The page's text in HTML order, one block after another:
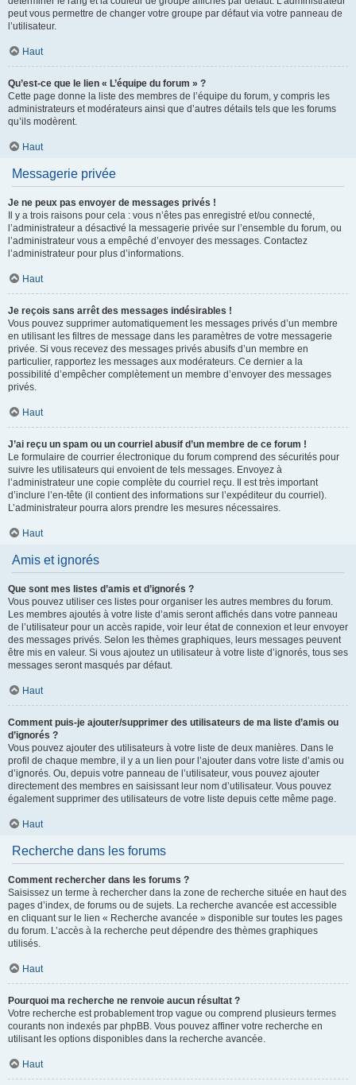
peut vous permettre de changer votre groupe par défaut via votre panneau de
l’utilisateur.
Haut
Qu’est-ce que le lien « L’équipe du forum » ?
Cette page donne la liste des membres de l’équipe du forum, y compris les
administrateurs et modérateurs ainsi que d’autres détails tels que les forums
qu’ils modèrent.
Haut
Messagerie privée
Je ne peux pas envoyer de messages privés !
Il y a trois raisons pour cela : vous n’êtes pas enregistré et/ou connecté,
l’administrateur a désactivé la messagerie privée sur l’ensemble du forum, ou
l’administrateur vous a empêché d’envoyer des messages. Contactez
l’administrateur pour plus d’informations.
Haut
Je reçois sans arrêt des messages indésirables !
Vous pouvez supprimer automatiquement les messages privés d’un membre
en utilisant les filtres de message dans les paramètres de votre messagerie
privée. Si vous recevez des messages privés abusifs d’un membre en
particulier, rapportez les messages aux modérateurs. Ce dernier a la
possibilité d’empêcher complètement un membre d’envoyer des messages
privés.
Haut
J’ai reçu un spam ou un courriel abusif d’un membre de ce forum !
Le formulaire de courrier électronique du forum comprend des sécurités pour
suivre les utilisateurs qui envoient de tels messages. Envoyez à
l’administrateur une copie complète du courriel reçu. Il est très important
d’inclure l’en-tête (il contient des informations sur l’expéditeur du courriel).
L’administrateur pourra alors prendre les mesures nécessaires.
Haut
Amis et ignorés
Que sont mes listes d’amis et d’ignorés ?
Vous pouvez utiliser ces listes pour organiser les autres membres du forum.
Les membres ajoutés à votre liste d’amis seront affichés dans votre panneau
de l’utilisateur pour un accès rapide, voir leur état de connexion et leur envoyer
des messages privés. Selon les thèmes graphiques, leurs messages peuvent
être mis en valeur. Si vous ajoutez un utilisateur à votre liste d’ignorés, tous ses
messages seront masqués par défaut.
Haut
Comment puis-je ajouter/supprimer des utilisateurs de ma liste d’amis ou
d’ignorés ?
Vous pouvez ajouter des utilisateurs à votre liste de deux manières. Dans le
profil de chaque membre, il y a un lien pour l’ajouter dans votre liste d’amis ou
d’ignorés. Ou, depuis votre panneau de l’utilisateur, vous pouvez ajouter
directement des membres en saisissant leur nom d’utilisateur. Vous pouvez
également supprimer des utilisateurs de votre liste depuis cette même page.
Haut
Recherche dans les forums
Comment rechercher dans les forums ?
Saisissez un terme à rechercher dans la zone de recherche située en haut des
pages d’index, de forums ou de sujets. La recherche avancée est accessible
en cliquant sur le lien « Recherche avancée » disponible sur toutes les pages
du forum. L’accès à la recherche peut dépendre des thèmes graphiques
utilisés.
Haut
Pourquoi ma recherche ne renvoie aucun résultat ?
Votre recherche est probablement trop vague ou comprend plusieurs termes
courants non indexés par phpBB. Vous pouvez affiner votre recherche en
utilisant les options disponibles dans la recherche avancée.
Haut